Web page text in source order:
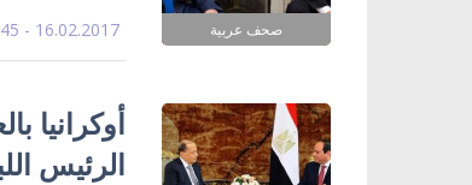
صحف عربية 16.02.2017 - 16:45
الرئيس